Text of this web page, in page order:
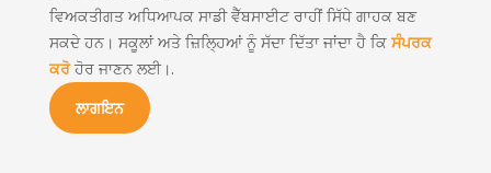
ਵਿਅਕਤੀਗਤ ਅਧਿਆਪਕ ਸਾਡੀ ਵੈੱਬਸਾਈਟ ਰਾਹੀਂ ਸਿੱਧੇ ਗਾਹਕ ਬਣ
ਸਕਦੇ ਹਨ। ਸਕੂਲਾਂ ਅਤੇ ਜ਼ਿਲ੍ਹਿਆਂ ਨੂੰ ਸੱਦਾ ਦਿੱਤਾ ਜਾਂਦਾ ਹੈ ਕਿ ਸੰਪਰਕ
ਕਰੋਹੋਰ ਜਾਣਨ ਲਈ।.
ਲਾਗਇਨ